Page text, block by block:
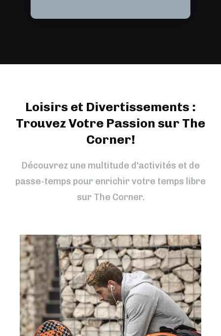
Loisirs et Divertissements :
Trouvez Votre Passion sur The
Corner!
Découvrez une multitude d'activités et de
passe-temps pour enrichir votre temps libre
sur The Corner.